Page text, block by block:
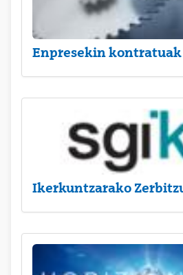
Enpresekin
Ikerkuntzarako